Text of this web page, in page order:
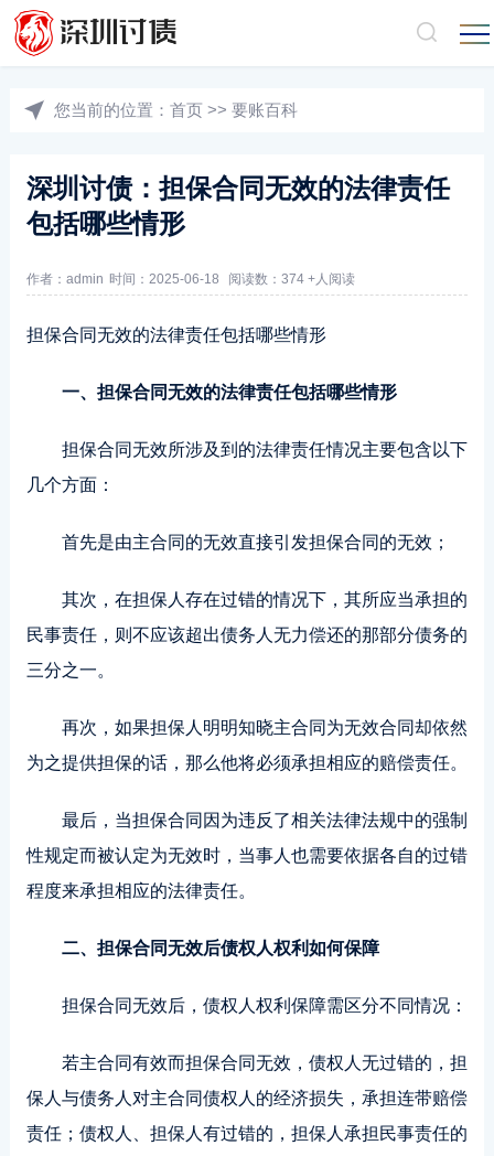
您当前的位置： 首页 >> 要账百科
深圳讨债：担保合同无效的法律责任
包括哪些情形
作者：admin 时间：2025-06-18 阅读数：374 +人阅读
担保合同无效的法律责任包括哪些情形
一、担保合同无效的法律责任包括哪些情形
担保合同无效所涉及到的法律责任情况主要包含以下
几个方面：
首先是由主合同的无效直接引发担保合同的无效；
其次，在担保人存在过错的情况下，其所应当承担的
民事责任，则不应该超出债务人无力偿还的那部分债务的
三分之一。
再次，如果担保人明明知晓主合同为无效合同却依然
为之提供担保的话，那么他将必须承担相应的赔偿责任。
最后，当担保合同因为违反了相关法律法规中的强制
性规定而被认定为无效时，当事人也需要依据各自的过错
程度来承担相应的法律责任。
二、担保合同无效后债权人权利如何保障
担保合同无效后，债权人权利保障需区分不同情况：
若主合同有效而担保合同无效，债权人无过错的，担
保人与债务人对主合同债权人的经济损失，承担连带赔偿
责任；债权人、担保人有过错的，担保人承担民事责任的